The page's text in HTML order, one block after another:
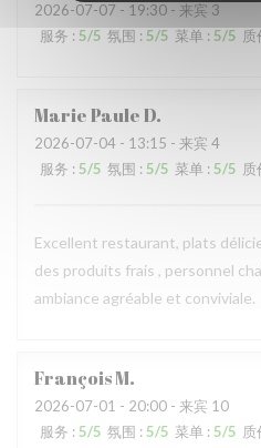
2026-07-07 - 19:30 - 来宾 3
服务 : 5/5 氛围 : 5/5 菜单 : 5/5 质
Marie PauleD
2026-07-04 - 13:15 - 来宾 4
服务 : 5/5 氛围 : 5/5 菜单 : 5/5 质
Excellent restaurant, plats
des produits frais , personnel
ambiance agréable et conviviale.
FrançoisM
2026-07-01 - 20:00 - 来宾 10
服务 : 5/5 氛围 : 5/5 菜单 : 5/5 质